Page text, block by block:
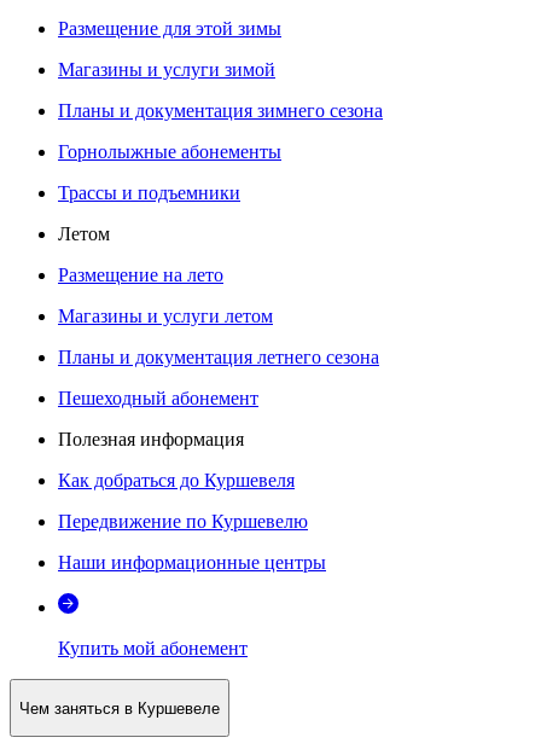
Размещение для этой зимы
Магазины и услуги зимой
Планы и документация зимнего сезона
Горнолыжные абонементы
Трассы и подъемники
Летом
Размещение на лето
Магазины и услуги летом
Планы и документация летнего сезона
Пешеходный абонемент
Полезная информация
Как добраться до Куршевеля
Передвижение по Куршевелю
Наши информационные центры
Купить мой абонемент
Чем заняться в Куршевеле